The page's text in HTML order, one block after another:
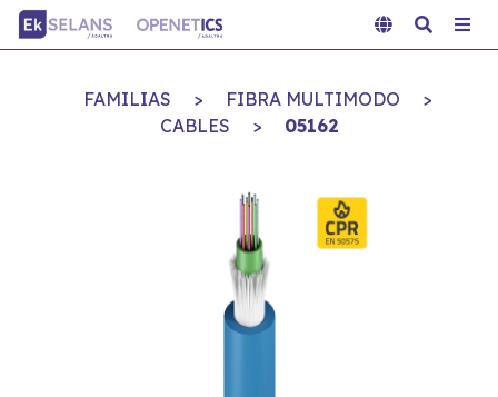
FAMILIAS > FIBRA MULTIMODO
>
CABLES
> 05162